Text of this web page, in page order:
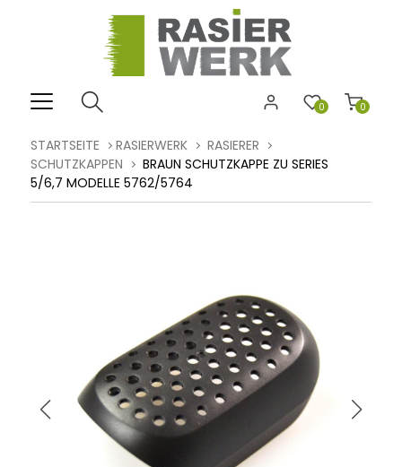
0
0
STARTSEITE RASIERWERK
RASIERER
SCHUTZKAPPEN
BRAUN SCHUTZKAPPE ZU SERIES
5/6,7 MODELLE 5762/5764